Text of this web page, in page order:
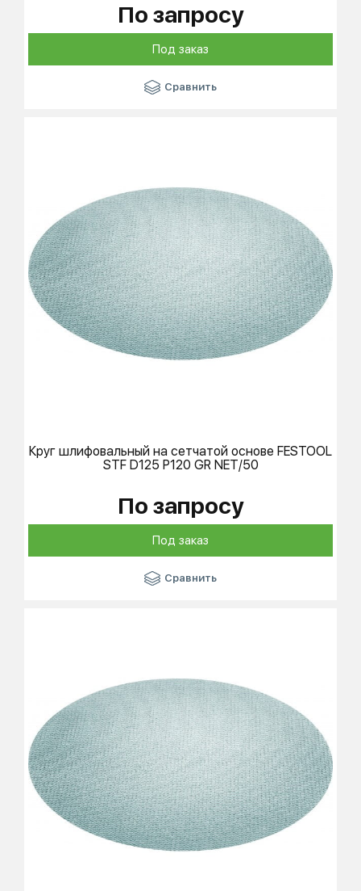
По запросу
Под заказ
Сравнить
Круг шлифовальный на сетчатой основе FESTOOL
STF D125 P120 GR NET/50
По запросу
Под заказ
Сравнить